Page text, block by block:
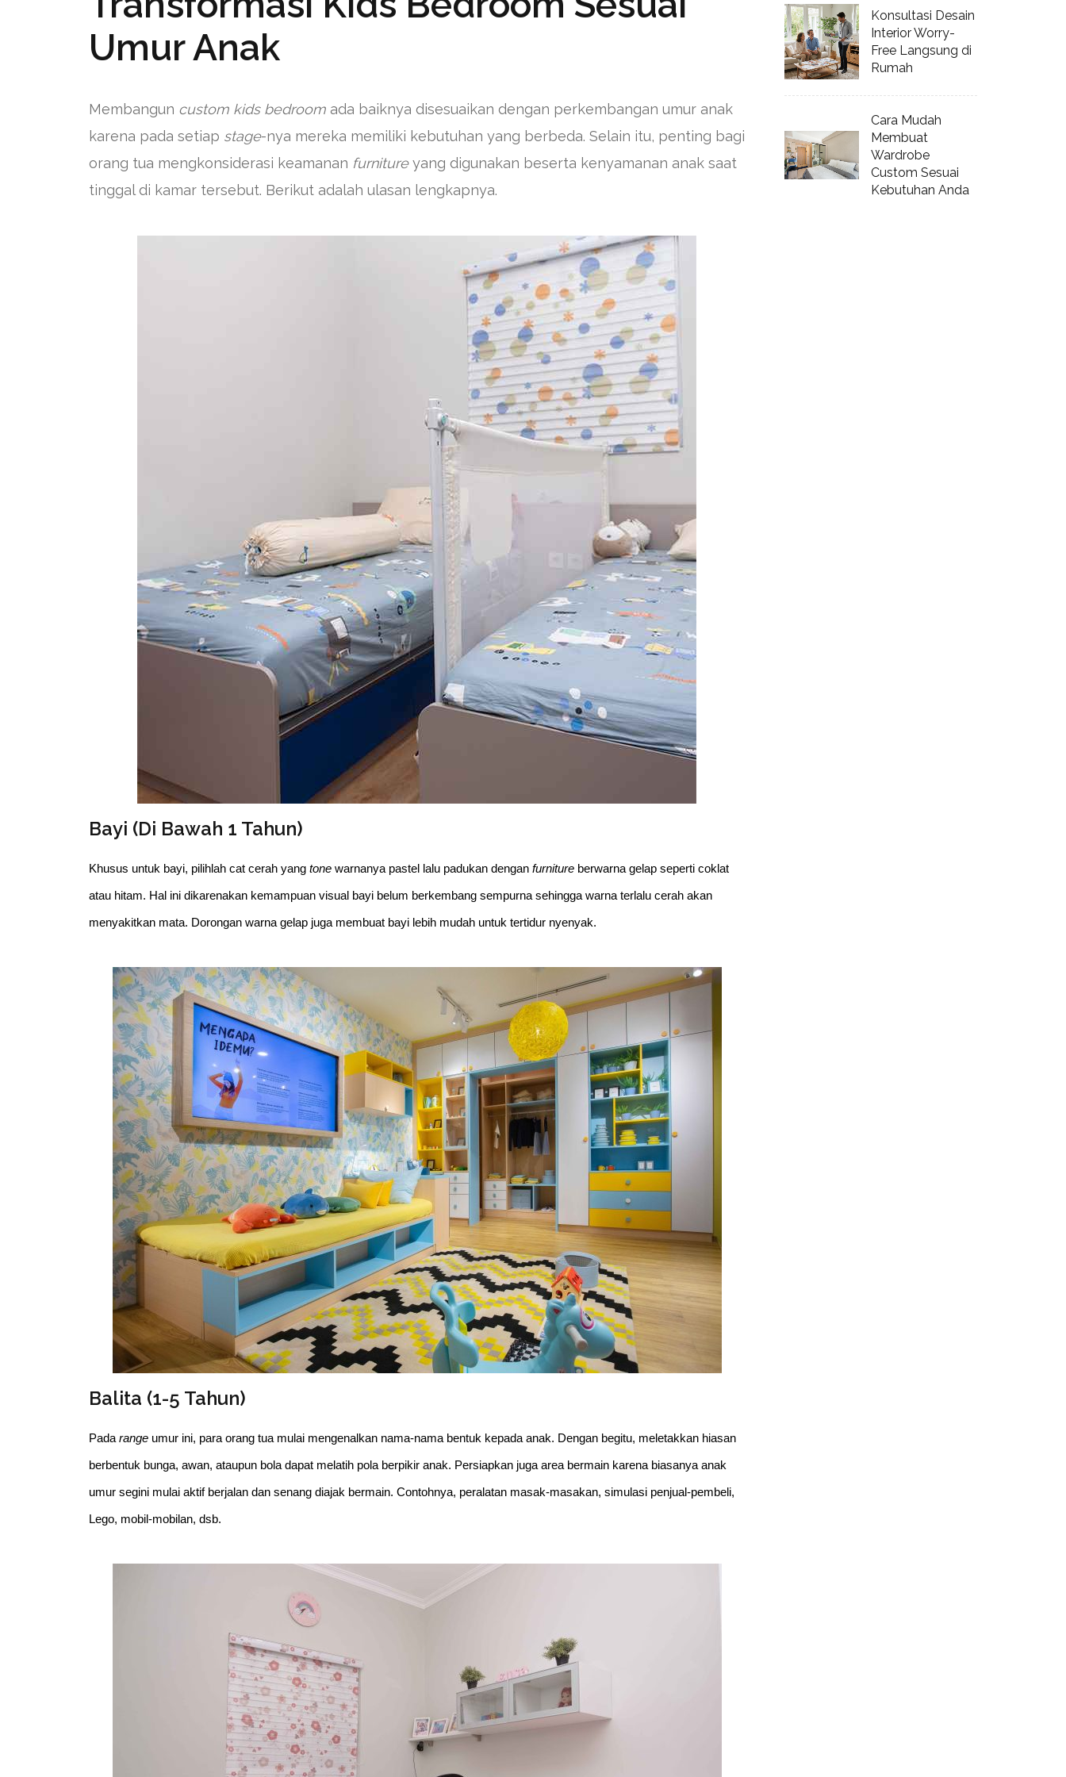
Umur Anak
Membangun custom kids bedroom ada baiknya disesuaikan dengan perkembangan umur anak
karena pada setiap stage-nya mereka memiliki kebutuhan yang berbeda. Selain itu, penting bagi
orang tua mengkonsiderasi keamanan furnitureyang digunakan beserta kenyamanan anak saat
tinggal di kamar tersebut. Berikut adalah ulasan lengkapnya.
Bayi (Di Bawah 1 Tahun)
Khusus untuk bayi, pilihlah cat cerah yang tone warnanya pastel lalu padukan dengan furniture berwarna gelap seperti coklat
atau hitam. Hal ini dikarenakan kemampuan visual bayi belum berkembang sempurna sehingga warna terlalu cerah akan
menyakitkan mata. Dorongan warna gelap juga membuat bayi lebih mudah untuk tertidur nyenyak.
Balita (1-5 Tahun)
Pada range umur ini, para orang tua mulai mengenalkan nama-nama bentuk kepada anak. Dengan begitu, meletakkan hiasan
berbentuk bunga, awan, ataupun bola dapat melatih pola berpikir anak. Persiapkan juga area bermain karena biasanya anak
umur segini mulai aktif berjalan dan senang diajak bermain. Contohnya, peralatan masak-masakan, simulasi penjual-pembeli,
Lego, mobil-mobilan, dsb.
Konsultasi Desain
Interior Worry-
Free Langsung di
Rumah
Cara Mudah
Membuat
Wardrobe
Custom Sesuai
Kebutuhan Anda